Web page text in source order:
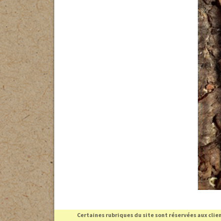
Sortie
SANTÉ et
La
Certaines rubriques du site sont réservées aux